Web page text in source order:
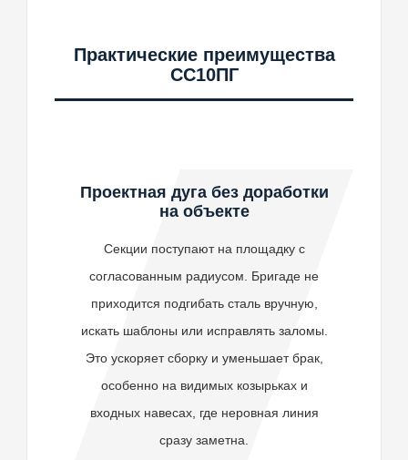
Практические преимущества
СС10ПГ
Проектная дуга без доработки
на объекте
Секции поступают на площадку с
согласованным радиусом. Бригаде не
приходится подгибать сталь вручную,
искать шаблоны или исправлять заломы.
Это ускоряет сборку и уменьшает брак,
особенно на видимых козырьках и
входных навесах, где неровная линия
сразу заметна.